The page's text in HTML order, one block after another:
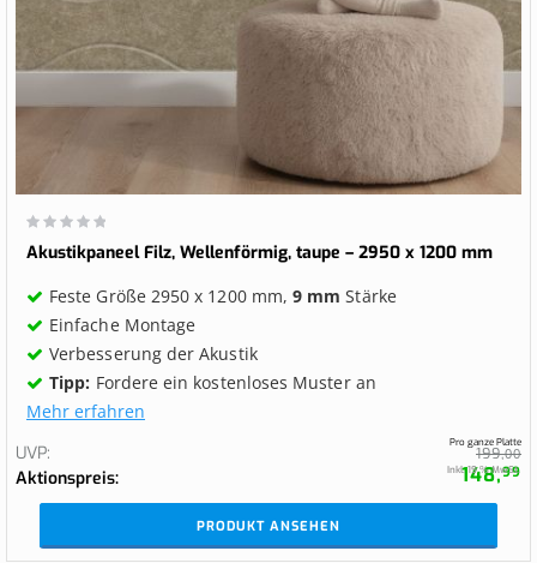
Wertung:
0%
Akustikpaneel Filz, Wellenförmig, taupe – 2950 x 1200 mm
Feste Größe 2950 x 1200 mm,9 mm Stärke
Einfache Montage
Verbesserung der Akustik
Tipp: Fordere ein kostenloses Muster an
Mehr erfahren
UVP
199,00
Aktionspreis
Pro ganze Platte
148,99
Inkl. 19 % MwSt.
PRODUKT ANSEHEN